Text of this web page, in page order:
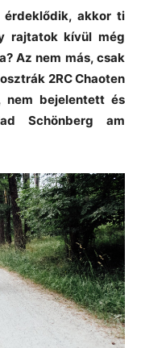
akkor ti
rajtatok kívül még
Az nem más, csak
2RC Chaoten
nem bejelentett és
Schönberg am